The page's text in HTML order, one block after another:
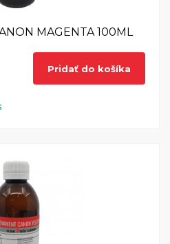
jedlé atramenty vo
100 ml alebo 250 ml.
MAGENTA 100ML
Pridať do košíka